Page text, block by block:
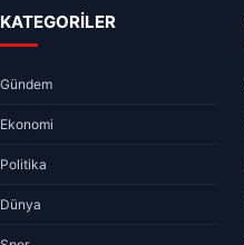
KATEGORİLER
Gündem
Ekonomi
Politika
Dünya